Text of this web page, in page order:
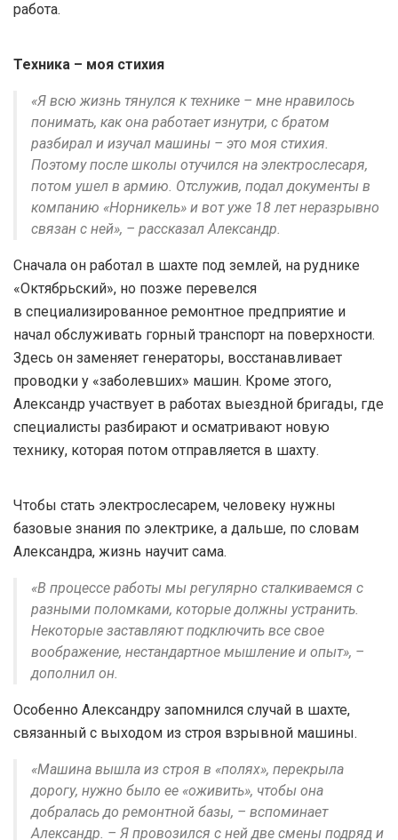
работа.
Техника – моя стихия
«Я всю жизнь тянулся к технике – мне нравилось
понимать, как она работает изнутри, с братом
разбирал и изучал машины – это моя стихия.
Поэтому после школы отучился на электрослесаря,
потом ушел в армию. Отслужив, подал документы в
компанию «Норникель» и вот уже 18 лет неразрывно
связан с ней», – рассказал Александр.
Сначала он работал в шахте под землей, на руднике
«Октябрьский», но позже перевелся
в специализированное ремонтное предприятие и
начал обслуживать горный транспорт на поверхности.
Здесь он заменяет генераторы, восстанавливает
проводки у «заболевших» машин. Кроме этого,
Александр участвует в работах выездной бригады, где
специалисты разбирают и осматривают новую
технику, которая потом отправляется в шахту.
Чтобы стать электрослесарем, человеку нужны
базовые знания по электрике, а дальше, по словам
Александра, жизнь научит сама.
«В процессе работы мы регулярно сталкиваемся с
разными поломками, которые должны устранить.
Некоторые заставляют подключить все свое
воображение, нестандартное мышление и опыт», –
дополнил он.
Особенно Александру запомнился случай в шахте,
связанный с выходом из строя взрывной машины.
«Машина вышла из строя в «полях», перекрыла
дорогу, нужно было ее «оживить», чтобы она
добралась до ремонтной базы, – вспоминает
Александр. – Я провозился с ней две смены подряд и